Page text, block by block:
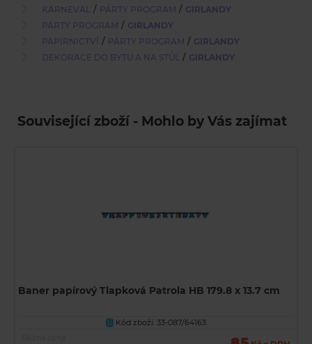
KARNEVAL / PÁRTY PROGRAM / GIRLANDY
PÁRTY PROGRAM / GIRLANDY
PAPÍRNICTVÍ / PÁRTY PROGRAM / GIRLANDY
DEKORACE DO BYTU A NA STŮL / GIRLANDY
Související zboží - Mohlo by Vás zajímat
Baner papírový Tlapková Patrola HB 179.8 x 13.7 cm
U
Kód zboží: 33-087/64163